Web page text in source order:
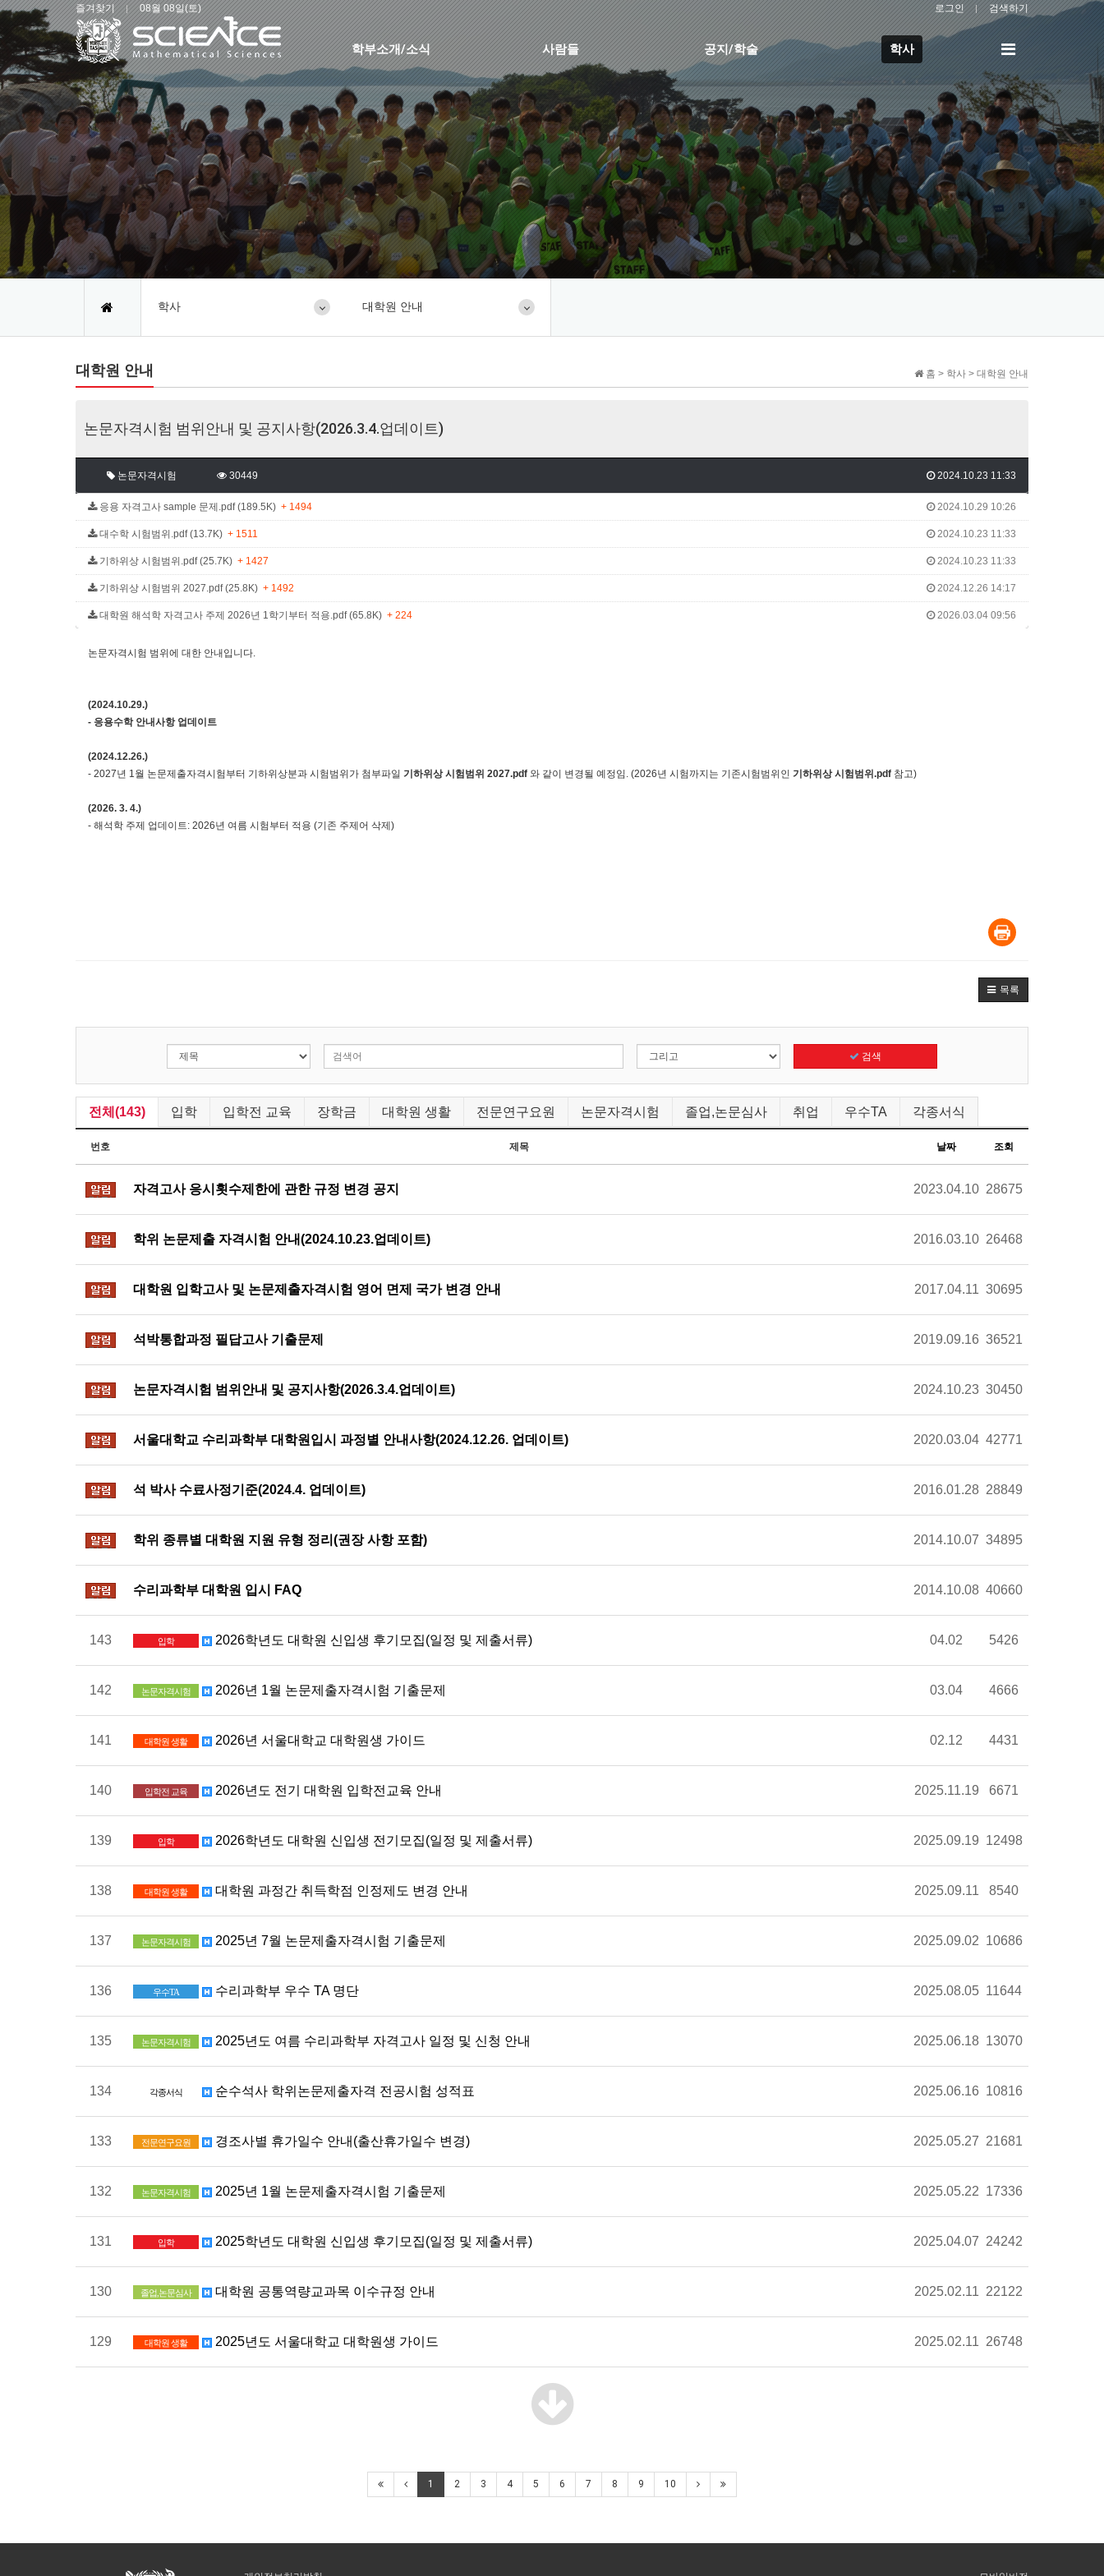
즐겨찾기 08월 08일(토) 로그인 검색하기
학부소개/소식 사람들 공지/학술 학사
전
메
뉴
학사 대학원 안내
홈 > 학사 > 대학원 안내
대학원 안내
논문자격시험 범위안내 및 공지사항(2026.3.4.업데이트)
논문자격시험 30449 2024.10.23 11:33
2024.10.29 10:26
응용 자격고사 sample 문제.pdf (189.5K) + 1494
2024.10.23 11:33
대수학 시험범위.pdf (13.7K) + 1511
2024.10.23 11:33
기하위상 시험범위.pdf (25.7K) + 1427
2024.12.26 14:17
기하위상 시험범위 2027.pdf (25.8K) + 1492
2026.03.04 09:56
대학원 해석학 자격고사 주제 2026년 1학기부터 적용.pdf (65.8K) + 224
논문자격시험 범위에 대한 안내입니다.
(2024.10.29.)
- 응용수학 안내사항 업데이트
(2024.12.26.)
- 2027년 1월 논문제출자격시험부터 기하위상분과 시험범위가 첨부파일 기하위상 시험범위 2027.pdf 와 같이 변경될 예정임. (2026년 시험까지는 기존시험범위인 기하위상 시험범위.pdf 참고)
(2026. 3. 4.)
- 해석학 주제 업데이트: 2026년 여름 시험부터 적용 (기존 주제어 삭제)
목록
검색
전체(143) 입학 입학전 교육 장학금 대학원 생활 전문연구요원 논문자격시험 졸업,논문심사 취업 우수TA 각종서식
번호 제목 날짜 조회
알림
자격고사 응시횟수제한에 관한 규정 변경 공지 2023.04.10 28675
알림
학위 논문제출 자격시험 안내(2024.10.23.업데이트) 2016.03.10 26468
알림
대학원 입학고사 및 논문제출자격시험 영어 면제 국가 변경 안내 2017.04.11 30695
알림
석박통합과정 필답고사 기출문제 2019.09.16 36521
알림
논문자격시험 범위안내 및 공지사항(2026.3.4.업데이트) 2024.10.23 30450
알림
서울대학교 수리과학부 대학원입시 과정별 안내사항(2024.12.26. 업데이트) 2020.03.04 42771
알림
석 박사 수료사정기준(2024.4. 업데이트) 2016.01.28 28849
알림
학위 종류별 대학원 지원 유형 정리(권장 사항 포함) 2014.10.07 34895
알림
수리과학부 대학원 입시 FAQ 2014.10.08 40660
143 입학 2026학년도 대학원 신입생 후기모집(일정 및 제출서류) 04.02 5426
142 논문자격시험 2026년 1월 논문제출자격시험 기출문제 03.04 4666
141 대학원 생활 2026년 서울대학교 대학원생 가이드 02.12 4431
140 입학전 교육 2026년도 전기 대학원 입학전교육 안내 2025.11.19 6671
139 입학 2026학년도 대학원 신입생 전기모집(일정 및 제출서류) 2025.09.19 12498
138 대학원 생활 대학원 과정간 취득학점 인정제도 변경 안내 2025.09.11 8540
137 논문자격시험 2025년 7월 논문제출자격시험 기출문제 2025.09.02 10686
136 우수TA 수리과학부 우수 TA 명단 2025.08.05 11644
135 논문자격시험 2025년도 여름 수리과학부 자격고사 일정 및 신청 안내 2025.06.18 13070
134 각종서식 순수석사 학위논문제출자격 전공시험 성적표 2025.06.16 10816
133 전문연구요원 경조사별 휴가일수 안내(출산휴가일수 변경) 2025.05.27 21681
132 논문자격시험 2025년 1월 논문제출자격시험 기출문제 2025.05.22 17336
131 입학 2025학년도 대학원 신입생 후기모집(일정 및 제출서류) 2025.04.07 24242
130 졸업,논문심사 대학원 공통역량교과목 이수규정 안내 2025.02.11 22122
129 대학원 생활 2025년도 서울대학교 대학원생 가이드 2025.02.11 26748
1 2 3 4 5 6 7 8 9 10